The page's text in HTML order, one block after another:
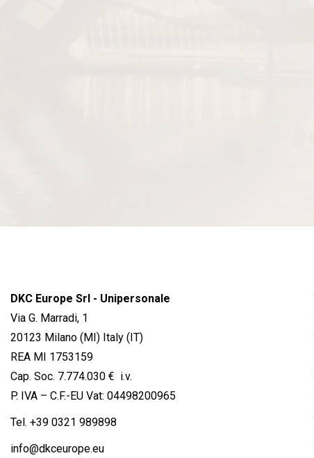
DKC Europe Srl - Unipersonale
Via G. Marradi, 1
20123 Milano (MI) Italy (IT)
REA MI 1753159
Cap. Soc. 7.774.030 € i.v.
P. IVA – C.F.-EU Vat: 04498200965
Tel. +39 0321 989898
info@dkceurope.eu